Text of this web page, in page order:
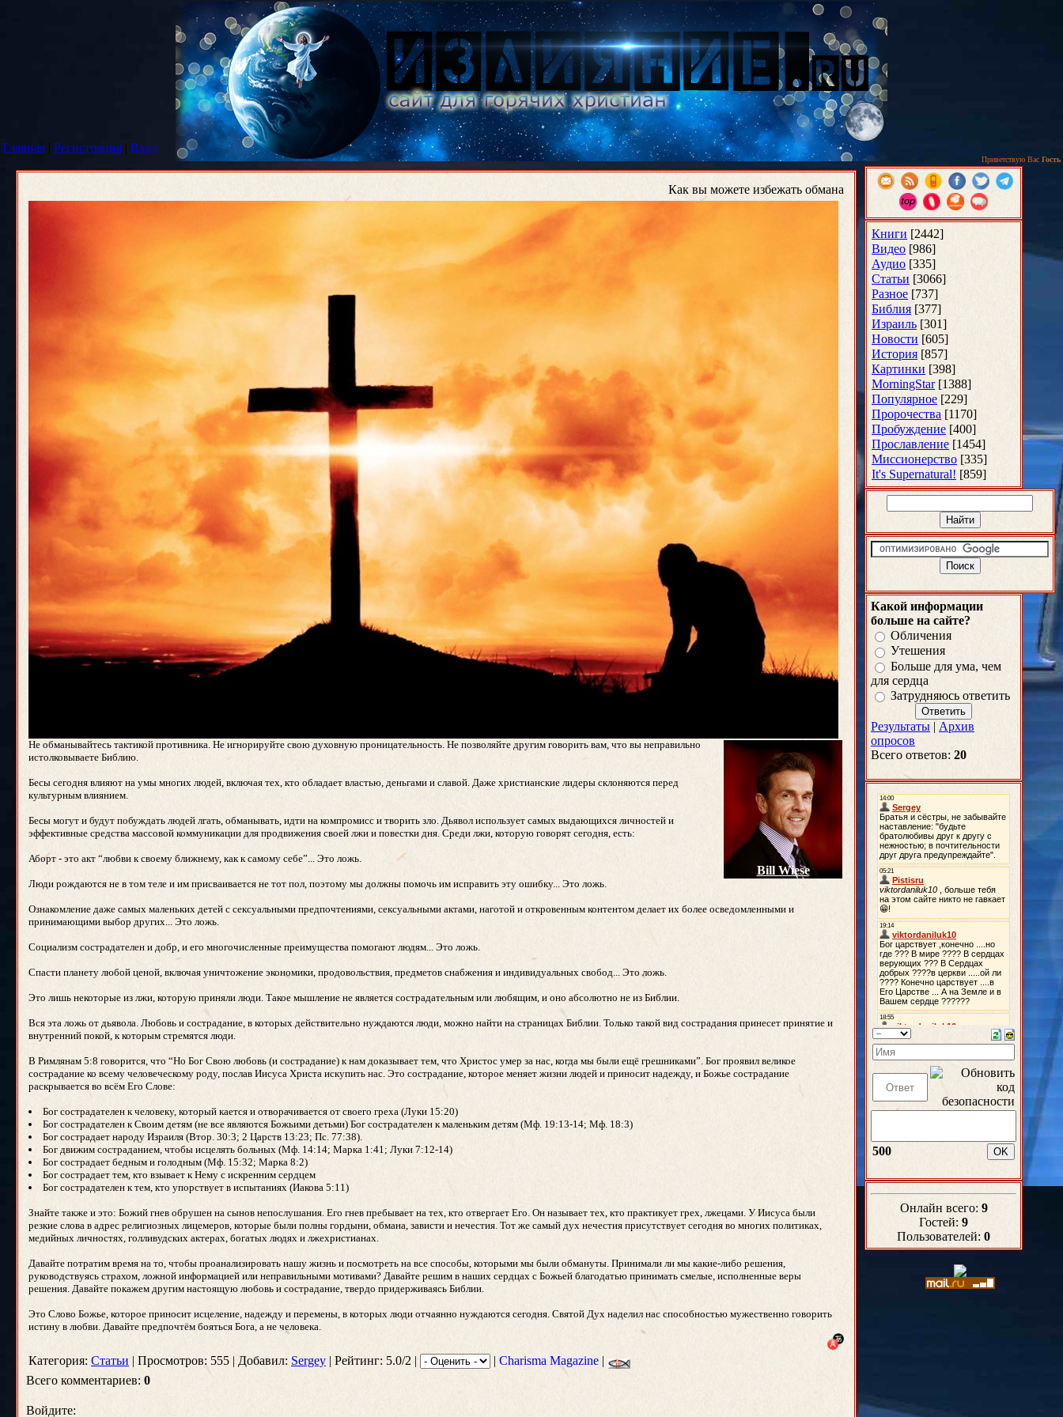
Главная | Регистрация | Вход
Приветствую Вас Гость
Как вы можете избежать обмана
Bill Wiese
Не обманывайтесь тактикой противника. Не игнорируйте свою духовную проницательность. Не позволяйте другим говорить вам, что вы неправильно
истолковываете Библию.
Бесы сегодня влияют на умы многих людей, включая тех, кто обладает властью, деньгами и славой. Даже христианские лидеры склоняются перед
культурным влиянием.
Бесы могут и будут побуждать людей лгать, обманывать, идти на компромисс и творить зло. Дьявол использует самых выдающихся личностей и
эффективные средства массовой коммуникации для продвижения своей лжи и повестки дня. Среди лжи, которую говорят сегодня, есть:
Аборт - это акт “любви к своему ближнему, как к самому себе”... Это ложь.
Люди рождаются не в том теле и им присваивается не тот пол, поэтому мы должны помочь им исправить эту ошибку... Это ложь.
Ознакомление даже самых маленьких детей с сексуальными предпочтениями, сексуальными актами, наготой и откровенным контентом делает их более осведомленными и
принимающими выбор других... Это ложь.
Социализм сострадателен и добр, и его многочисленные преимущества помогают людям... Это ложь.
Спасти планету любой ценой, включая уничтожение экономики, продовольствия, предметов снабжения и индивидуальных свобод... Это ложь.
Это лишь некоторые из лжи, которую приняли люди. Такое мышление не является сострадательным или любящим, и оно абсолютно не из Библии.
Вся эта ложь от дьявола. Любовь и сострадание, в которых действительно нуждаются люди, можно найти на страницах Библии. Только такой вид сострадания принесет принятие и
внутренний покой, к которым стремятся люди.
В Римлянам 5:8 говорится, что “Но Бог Свою любовь (и сострадание) к нам доказывает тем, что Христос умер за нас, когда мы были ещё грешниками”. Бог проявил великое
сострадание ко всему человеческому роду, послав Иисуса Христа искупить нас. Это сострадание, которое меняет жизни людей и приносит надежду, и Божье сострадание
раскрывается во всём Его Слове:
Бог сострадателен к человеку, который кается и отворачивается от своего греха (Луки 15:20)
Бог сострадателен к Своим детям (не все являются Божьими детьми) Бог сострадателен к маленьким детям (Мф. 19:13-14; Мф. 18:3)
Бог сострадает народу Израиля (Втор. 30:3; 2 Царств 13:23; Пс. 77:38).
Бог движим состраданием, чтобы исцелять больных (Мф. 14:14; Марка 1:41; Луки 7:12-14)
Бог сострадает бедным и голодным (Мф. 15:32; Марка 8:2)
Бог сострадает тем, кто взывает к Нему с искренним сердцем
Бог сострадателен к тем, кто упорствует в испытаниях (Иакова 5:11)
Знайте также и это: Божий гнев обрушен на сынов непослушания. Его гнев пребывает на тех, кто отвергает Его. Он называет тех, кто практикует грех, лжецами. У Иисуса были
резкие слова в адрес религиозных лицемеров, которые были полны гордыни, обмана, зависти и нечестия. Тот же самый дух нечестия присутствует сегодня во многих политиках,
медийных личностях, голливудских актерах, богатых людях и лжехристианах.
Давайте потратим время на то, чтобы проанализировать нашу жизнь и посмотреть на все способы, которыми мы были обмануты. Принимали ли мы какие-либо решения,
руководствуясь страхом, ложной информацией или неправильными мотивами? Давайте решим в наших сердцах с Божьей благодатью принимать смелые, исполненные веры
решения. Давайте покажем другим настоящую любовь и сострадание, твердо придерживаясь Библии.
Это Слово Божье, которое приносит исцеление, надежду и перемены, в которых люди отчаянно нуждаются сегодня. Святой Дух наделил нас способностью мужественно говорить
истину в любви. Давайте предпочтём бояться Бога, а не человека.
Категория: Статьи | Просмотров: 555 | Добавил: Sergey | Рейтинг: 5.0/2 | | Charisma Magazine |
Всего комментариев: 0
Войдите:
Книги [2442]
Видео [986]
Аудио [335]
Статьи [3066]
Разное [737]
Библия [377]
Израиль [301]
Новости [605]
История [857]
Картинки [398]
MorningStar [1388]
Популярное [229]
Пророчества [1170]
Пробуждение [400]
Прославление [1454]
Миссионерство [335]
It's Supernatural! [859]
Какой информации
больше на сайте?
Обличения
Утешения
Больше для ума, чем
для сердца
Затрудняюсь ответить
Результаты | Архив
опросов
Всего ответов: 20
500
Онлайн всего: 9
Гостей: 9
Пользователей: 0